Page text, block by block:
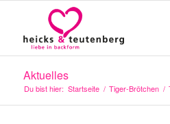
Aktuelles
Du bist hier: Startseite / Tiger-Brötchen /